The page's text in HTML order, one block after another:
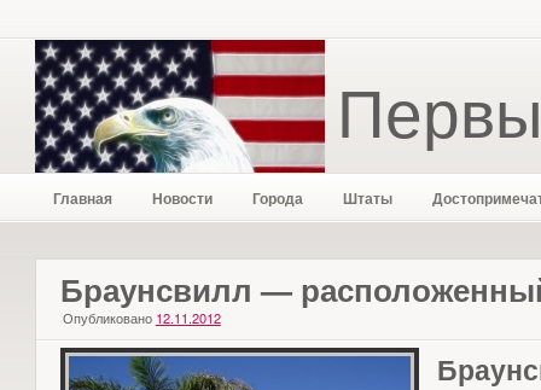
Главная Новости Города Штаты
Браунсвилл —
Опубликовано 12.11.2012